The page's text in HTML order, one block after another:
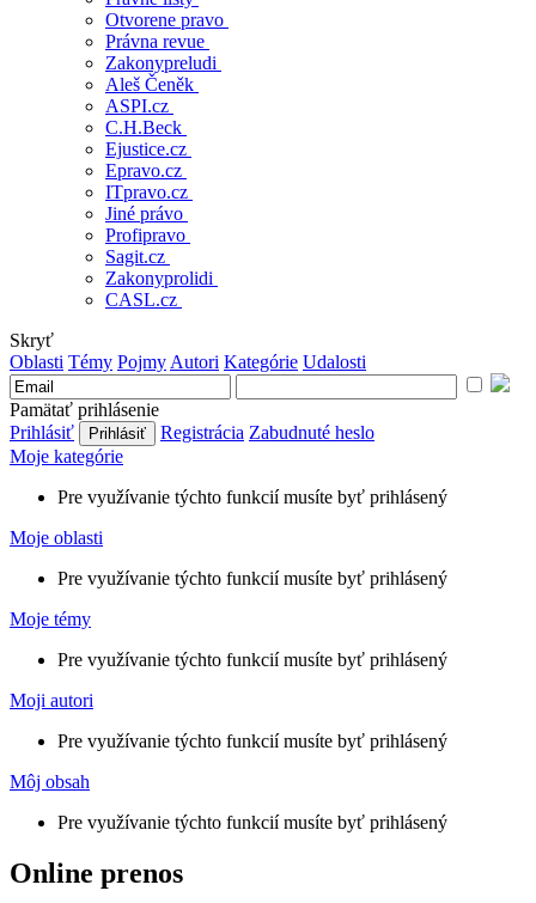
Otvorene pravo
Právna revue
Zakonypreludi
Aleš Čeněk
ASPI.cz
C.H.Beck
Ejustice.cz
Epravo.cz
ITpravo.cz
Jiné právo
Profipravo
Sagit.cz
Zakonyprolidi
CASL.cz
Skryť
Oblasti Témy Pojmy Autori Kategórie Udalosti
Pamätať prihlásenie
Prihlásiť
Registrácia Zabudnuté heslo
Moje kategórie
Pre využívanie týchto funkcií musíte byť prihlásený
Moje oblasti
Pre využívanie týchto funkcií musíte byť prihlásený
Moje témy
Pre využívanie týchto funkcií musíte byť prihlásený
Moji autori
Pre využívanie týchto funkcií musíte byť prihlásený
Môj obsah
Pre využívanie týchto funkcií musíte byť prihlásený
Online prenos